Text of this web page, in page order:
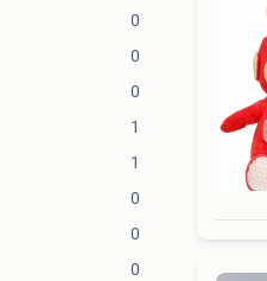
0
0
0
1
1
0
0
0